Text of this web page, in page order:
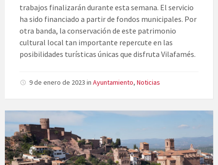
trabajos finalizarán durante esta semana. El servicio
ha sido financiado a partir de fondos municipales. Por
otra banda, la conservación de este patrimonio
cultural local tan importante repercute en las
posibilidades turísticas únicas que disfruta Vilafamés.
9 de enero de 2023 in Ayuntamiento, Noticias